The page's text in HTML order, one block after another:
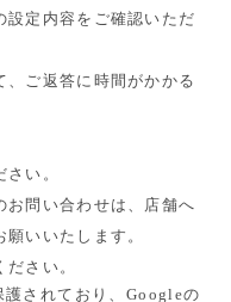
設定内容をご確認いただ
、ご返答に時間がかかる
い。
問い合わせは、店舗へ
いいたします。
ださい。
されており、Googleの